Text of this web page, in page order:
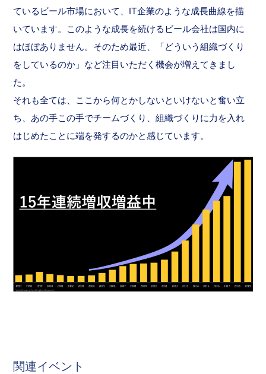
ているビール市場において、IT企業のような成長曲線を描
いています。このような成長を続けるビール会社は国内に
はほぼありません。そのため最近、「どういう組織づくり
をしているのか」など注目いただく機会が増えてきまし
た。
それも全ては、ここから何とかしないといけないと奮い立
ち、あの手この手でチームづくり、組織づくりに力を入れ
はじめたことに端を発するのかと感じています。
関連イベント